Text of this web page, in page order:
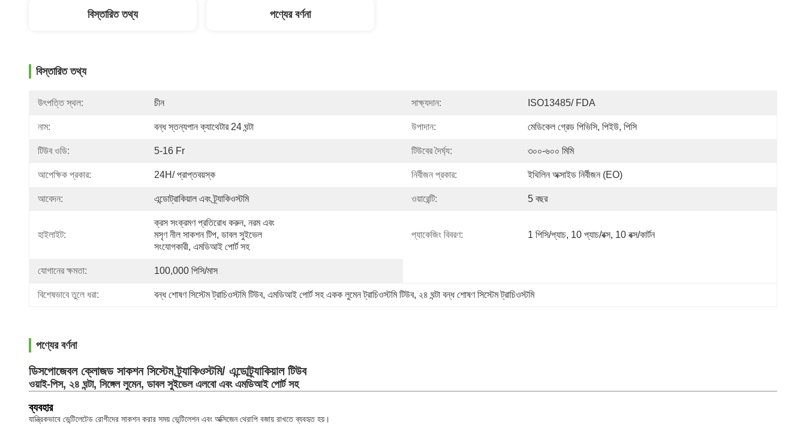
বিস্তারিত তথ্য পণ্যের বর্ণনা
বিস্তারিত তথ্য
উৎপত্তি স্থল: চীন সাক্ষ্যদান: ISO13485/ FDA
নাম: বন্ধ স্তন্যপান ক্যাথেটার 24 ঘন্টা উপাদান: মেডিকেল গ্রেড পিভিসি, পিইউ, পিসি
টিউব ওডি: 5-16 Fr টিউবের দৈর্ঘ্য: ৩০০-৬০০ মিমি
আপেক্ষিক প্রকার: 24H/ প্রাপ্তবয়স্ক নির্বীজন প্রকার: ইথিলিন অক্সাইড নির্বীজন (EO)
আবেদন: এন্ডোট্রাকিয়াল এবং ট্র্যাকিওস্টমি ওয়ারেন্টি: 5 বছর
হাইলাইট:
ক্রস সংক্রমণ প্রতিরোধ করুন, নরম এবং
মসৃণ নীল সাকশন টিপ, ডাবল সুইভেল
সংযোগকারী, এমডিআই পোর্ট সহ
প্যাকেজিং বিবরণ: 1 পিসি/প্যাচ, 10 প্যাচ/বক্স, 10 বক্স/কার্টন
যোগানের ক্ষমতা: 100,000 পিসি/মাস
বিশেষভাবে তুলে ধরা: বন্ধ শোষণ সিস্টেম ট্রাচিওস্টমি টিউব, এমডিআই পোর্ট সহ একক লুমেন ট্রাচিওস্টমি টিউব, ২৪ ঘন্টা বন্ধ শোষণ সিস্টেম ট্রাচিওস্টমি
পণ্যের বর্ণনা
ডিসপোজেবল ক্লোজড সাকশন সিস্টেম ট্র্যাকিওস্টমি/ এন্ডোট্র্যাকিয়াল টিউব
ওয়াই-পিস, ২৪ ঘন্টা, সিঙ্গেল লুমেন, ডাবল সুইভেল এলবো এবং এমডিআই পোর্ট সহ
ব্যবহার
যান্ত্রিকভাবে ভেন্টিলেটেড রোগীদের সাকশন করার সময় ভেন্টিলেশন এবং অক্সিজেন থেরাপি বজায় রাখতে ব্যবহৃত হয়।